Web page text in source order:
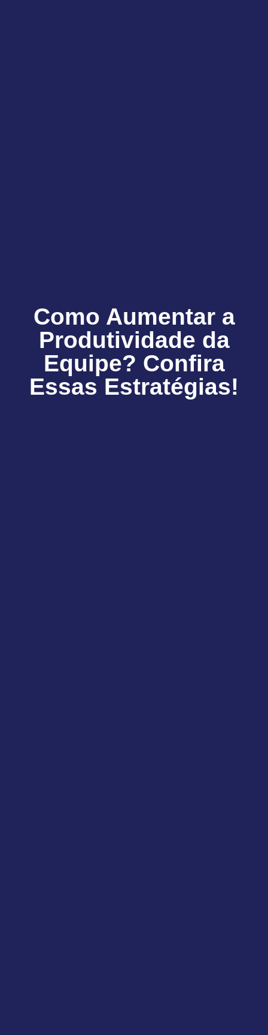
Como Aumentar a
Produtividade da
Equipe? Confira
Essas Estratégias!